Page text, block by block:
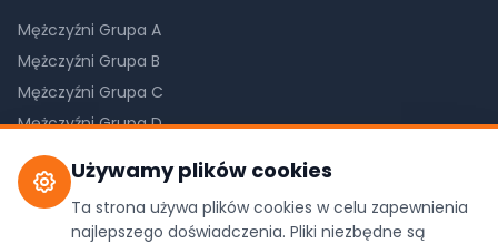
Używamy plików cookies
Ta strona używa plików cookies w celu zapewnienia
najlepszego doświadczenia. Pliki niezbędne są
Mężczyźni Grupa A
Mężczyźni Grupa B
Mężczyźni Grupa C
Mężczyźni Grupa D
Kobiety Grupa A
Kobiety Grupa B
Kobiety Grupa C